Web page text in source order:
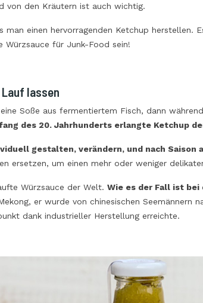
von den Kräutern ist auch wichtig.
man einen hervorragenden Ketchup herstellen.
Würzsauce für Junk-Food sein!
lassen
Soße aus fermentiertem Fisch, dann
des 20. Jahrhunderts erlangte Ketchup
gestalten, verändern, und nach Saison
ersetzen, um einen mehr oder weniger
Würzsauce der Welt. Wie es der Fall ist
er wurde von chinesischen Seemännern
dank industrieller Herstellung erreichte.